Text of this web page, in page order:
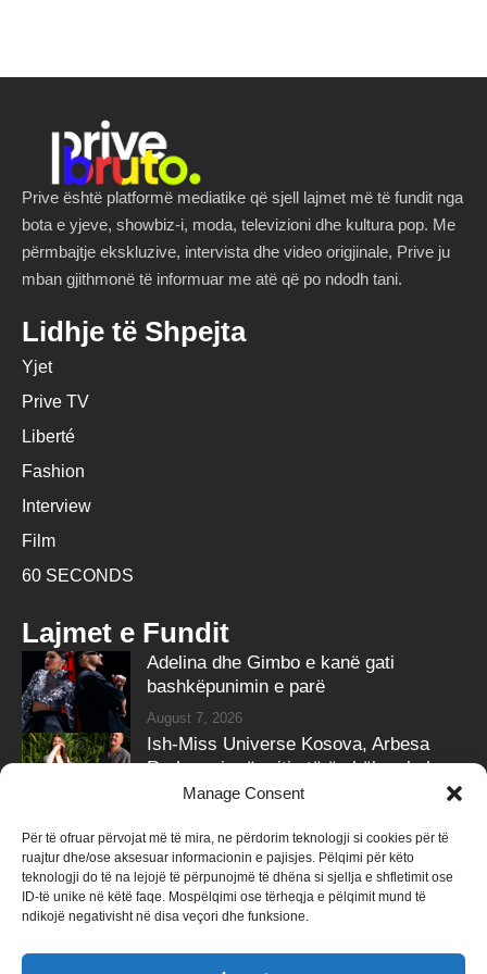
Manage Consent
Për të ofruar përvojat më të mira, ne përdorim teknologji si cookies për të
ruajtur dhe/ose aksesuar informacionin e pajisjes. Pëlqimi për këto
teknologji do të na lejojë të përpunojmë të dhëna si sjellja e shfletimit ose
ID-të unike në këtë faqe. Mospëlqimi ose tërheqja e pëlqimit mund të
ndikojë negativisht në disa veçori dhe funksione.
Prive është platformë mediatike që sjell lajmet më të fundit nga
bota e yjeve, showbiz-i, moda, televizioni dhe kultura pop. Me
përmbajtje ekskluzive, intervista dhe video origjinale, Prive ju
mban gjithmonë të informuar me atë që po ndodh tani.
Lidhje të Shpejta
Yjet
Prive TV
Liberté
Fashion
Interview
Film
60 SECONDS
Lajmet e Fundit
Adelina dhe Gimbo e kanë gati
bashkëpunimin e parë
August 7, 2026
Ish-Miss Universe Kosova, Arbesa
Rrahmani, në pritje të ëmbël – zbulon
gjininë e bebit
Follow Us
258k Followers 415k Followers